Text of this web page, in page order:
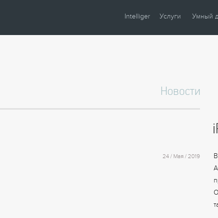
Intelliger Услуги
Настройка
Умный
Климат
Аудио /
Новости
24 / Мая / 2019